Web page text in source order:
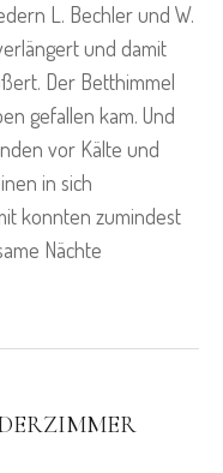
L. Bechler und W.
und damit
Der Betthimmel
gefallen kam. Und
vor Kälte und
in sich
konnten zumindest
Nächte